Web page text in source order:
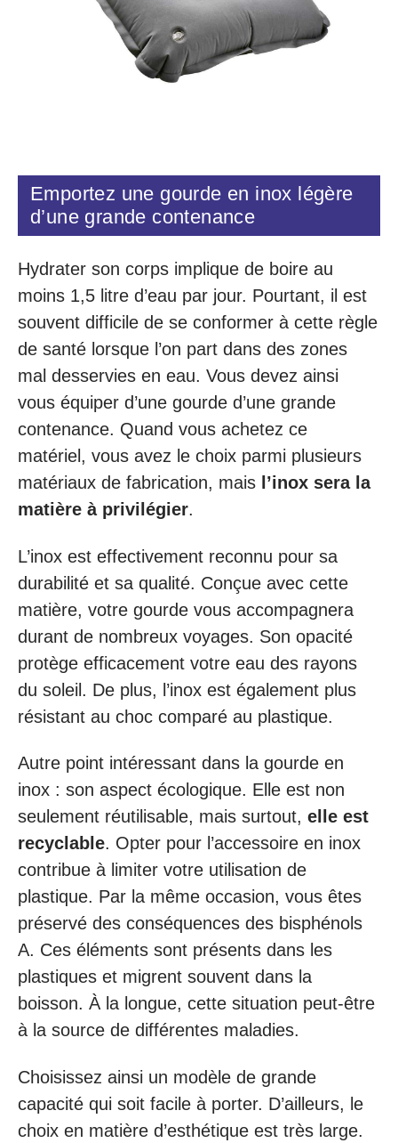
Emportez une gourde en inox légère
d’une grande contenance
Hydrater son corps implique de boire au
moins 1,5 litre d’eau par jour. Pourtant, il est
souvent difficile de se conformer à cette règle
de santé lorsque l’on part dans des zones
mal desservies en eau. Vous devez ainsi
vous équiper d’une gourde d’une grande
contenance. Quand vous achetez ce
matériel, vous avez le choix parmi plusieurs
matériaux de fabrication, mais l’inox sera la
matière à privilégier.
L’inox est effectivement reconnu pour sa
durabilité et sa qualité. Conçue avec cette
matière, votre gourde vous accompagnera
durant de nombreux voyages. Son opacité
protège efficacement votre eau des rayons
du soleil. De plus, l’inox est également plus
résistant au choc comparé au plastique.
Autre point intéressant dans la gourde en
inox : son aspect écologique. Elle est non
seulement réutilisable, mais surtout, elle est
recyclable. Opter pour l’accessoire en inox
contribue à limiter votre utilisation de
plastique. Par la même occasion, vous êtes
préservé des conséquences des bisphénols
A. Ces éléments sont présents dans les
plastiques et migrent souvent dans la
boisson. À la longue, cette situation peut-être
à la source de différentes maladies.
Choisissez ainsi un modèle de grande
capacité qui soit facile à porter. D’ailleurs, le
choix en matière d’esthétique est très large.